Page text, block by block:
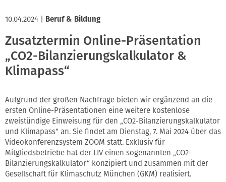
10.04.2024 Beruf & Bildung
Zusatztermin Online-Präsentation
„CO2-Bilanzierungskalkulator &
Klimapass“
Aufgrund der großen Nachfrage bieten wir ergänzend an die
ersten Online-Präsentationen eine weitere kostenlose
zweistündige Einweisung für den „CO2-Bilanzierungskalkulator
und Klimapass“ an. Sie findet am Dienstag, 7. Mai 2024 über das
Videokonferenzsystem ZOOM statt. Exklusiv für
Mitgliedsbetriebe hat der LIV einen sogenannten „CO2-
Bilanzierungskalkulator“ konzipiert und zusammen mit der
Gesellschaft für Klimaschutz München (GKM) realisiert.